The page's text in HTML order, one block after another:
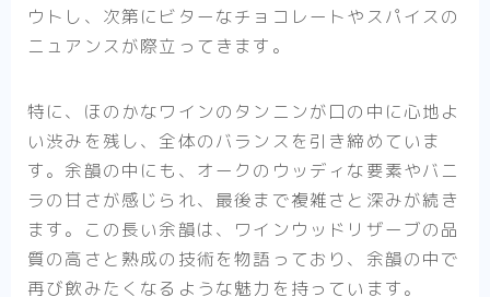
ウトし、次第にビターなチョコレートやスパイスの
ニュアンスが際立ってきます。
特に、ほのかなワインのタンニンが口の中に心地よ
い渋みを残し、全体のバランスを引き締めていま
す。余韻の中にも、オークのウッディな要素やバニ
ラの甘さが感じられ、最後まで複雑さと深みが続き
ます。この長い余韻は、ワインウッドリザーブの品
質の高さと熟成の技術を物語っており、余韻の中で
再び飲みたくなるような魅力を持っています。